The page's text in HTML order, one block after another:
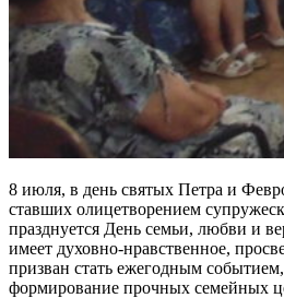
8 июля, в день святых Петра и
ставших олицетворением
празднуется День семьи, любви и
имеет духовно-нравственное,
призван стать ежегодным
формирование прочных семейных